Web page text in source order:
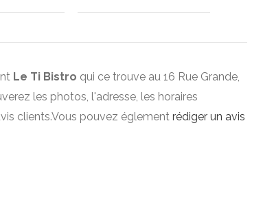
Le Ti Bistro qui ce trouve au 16 Rue Grande,
les photos, l'adresse, les horaires
clients.Vous pouvez églement rédiger un avis